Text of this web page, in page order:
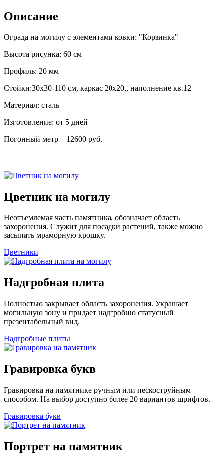
Описание
Ограда на могилу с элементами ковки: "Корзинка"
Высота рисунка: 60 см
Профиль: 20 мм
Стойки:30х30-110 см, каркас 20х20,, наполнение кв.12
Материал: сталь
Изготовление: от 5 дней
Погонный метр – 12600 руб.
Цветник на могилу
Неотъемлемая часть памятника, обозначает область
захоронения. Служит для посадки растений, также можно
засыпать мраморную крошку.
Цветники
Надгробная плита
Полностью закрывает область захоронения. Украшает
могильную зону и придает надгробию статусный
презентабельный вид.
Надгробные плиты
Гравировка букв
Гравировка на памятнике ручным или пескоструйным
способом. На выбор доступно более 20 вариантов шрифтов.
Гравировка букв
Портрет на памятник